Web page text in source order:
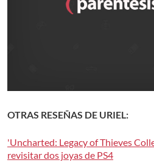
OTRAS RESEÑAS DE URIEL:
'Uncharted: Legacy of Thieves
revisitar dos joyas de PS4